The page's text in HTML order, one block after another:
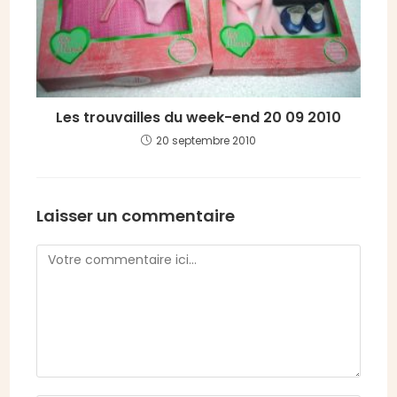
Les trouvailles du week-end 20 09 2010
20 septembre 2010
Laisser un commentaire
Comment